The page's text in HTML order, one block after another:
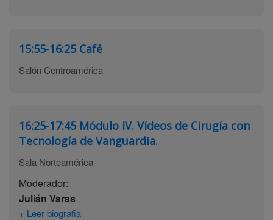
15:55-16:25 Café
Salón Centroamérica
16:25-17:45 Módulo IV. Vídeos de Cirugía con
Tecnología de Vanguardia.
Sala Norteamérica
Moderador:
Julián Varas
+ Leer biografia